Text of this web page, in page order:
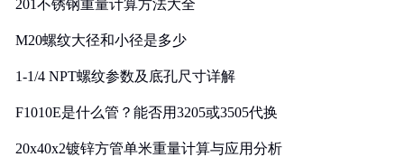
201不锈钢重量计算方法大全
M20螺纹大径和小径是多少
1-1/4 NPT螺纹参数及底孔尺寸详解
F1010E是什么管？能否用3205或3505代换
20x40x2镀锌方管单米重量计算与应用分析